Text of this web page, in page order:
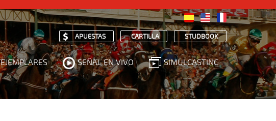
APUESTAS CARTILLA STUDBOOK
EJEMPLARES SEÑAL EN VIVO SIMULCASTING